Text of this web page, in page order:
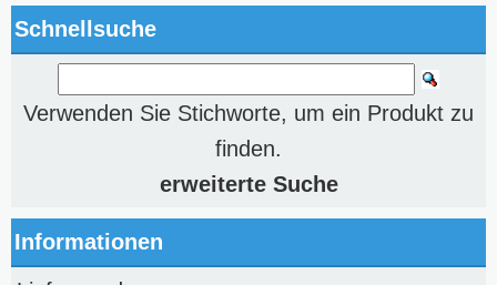
Schnellsuche
Verwenden Sie Stichworte, um ein Produkt zu
finden.
erweiterte Suche
Informationen